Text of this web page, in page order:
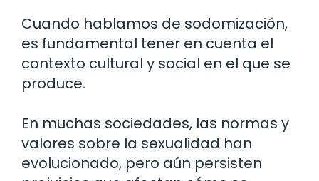
Cuando hablamos de sodomización,
es fundamental tener en cuenta el
contexto cultural y social en el que se
produce.
En muchas sociedades, las normas y
valores sobre la sexualidad han
evolucionado, pero aún persisten